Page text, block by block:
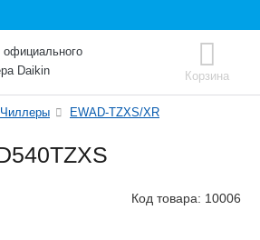
Корзина
Чиллеры EWAD-TZXS/XR
Код товара: 10006